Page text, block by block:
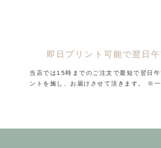
即日プリント可能で翌日
当店では15時までのご注文で最短で翌日午
ントを施し、お届けさせて頂きます。
※一